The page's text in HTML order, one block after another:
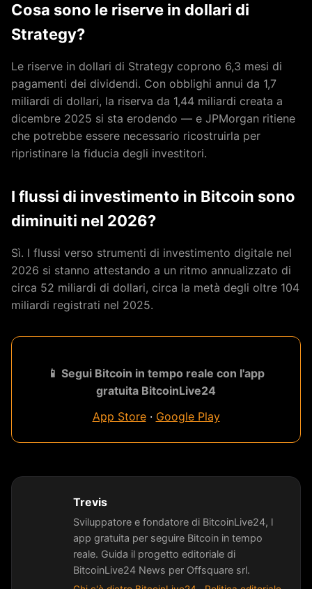
Cosa sono le riserve in dollari di
Strategy?
Le riserve in dollari di Strategy coprono 6,3 mesi di
pagamenti dei dividendi. Con obblighi annui da 1,7
miliardi di dollari, la riserva da 1,44 miliardi creata a
dicembre 2025 si sta erodendo — e JPMorgan ritiene
che potrebbe essere necessario ricostruirla per
ripristinare la fiducia degli investitori.
I flussi di investimento in Bitcoin sono
diminuiti nel 2026?
Sì. I flussi verso strumenti di investimento digitale nel
2026 si stanno attestando a un ritmo annualizzato di
circa 52 miliardi di dollari, circa la metà degli oltre 104
miliardi registrati nel 2025.
📱 Segui Bitcoin in tempo reale con l'app
gratuita BitcoinLive24
App Store· Google Play
Trevis
Sviluppatore e fondatore di BitcoinLive24, l
app gratuita per seguire Bitcoin in tempo
reale. Guida il progetto editoriale di
BitcoinLive24 News per Offsquare srl.